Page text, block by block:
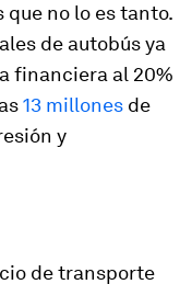
que no lo es tanto.
de autobús ya
financiera al 20%
13 millones de
y
de transporte